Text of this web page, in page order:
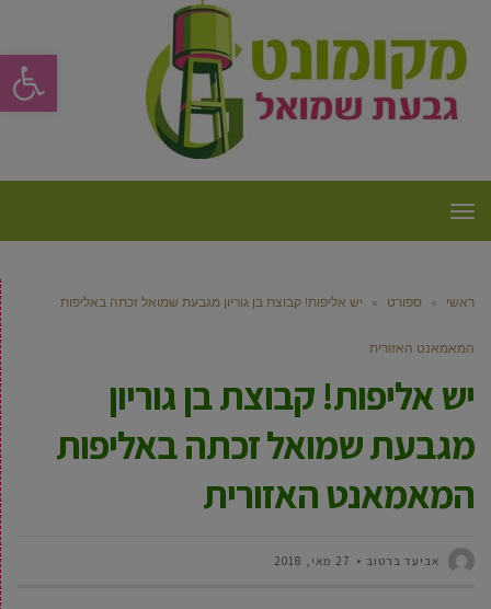
פתח
תפריט
ראשי » ספורט » יש אליפות! קבוצת בן גוריון מגבעת שמואל זכתה באליפות
המאמאנט האזורית
יש אליפות! קבוצת בן גוריון
מגבעת שמואל זכתה באליפות
המאמאנט האזורית
אביעד ברטוב 27 מאי, 2018